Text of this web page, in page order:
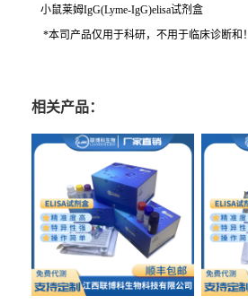
小鼠莱姆IgG(Lyme-IgG)elisa试剂盒
*本司产品仅用于科研，不用于临床诊断和！
相关产品：